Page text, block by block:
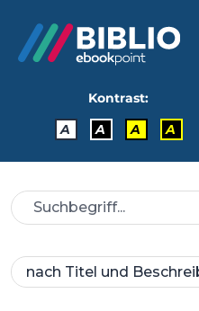
Kontrast:
A
A A A